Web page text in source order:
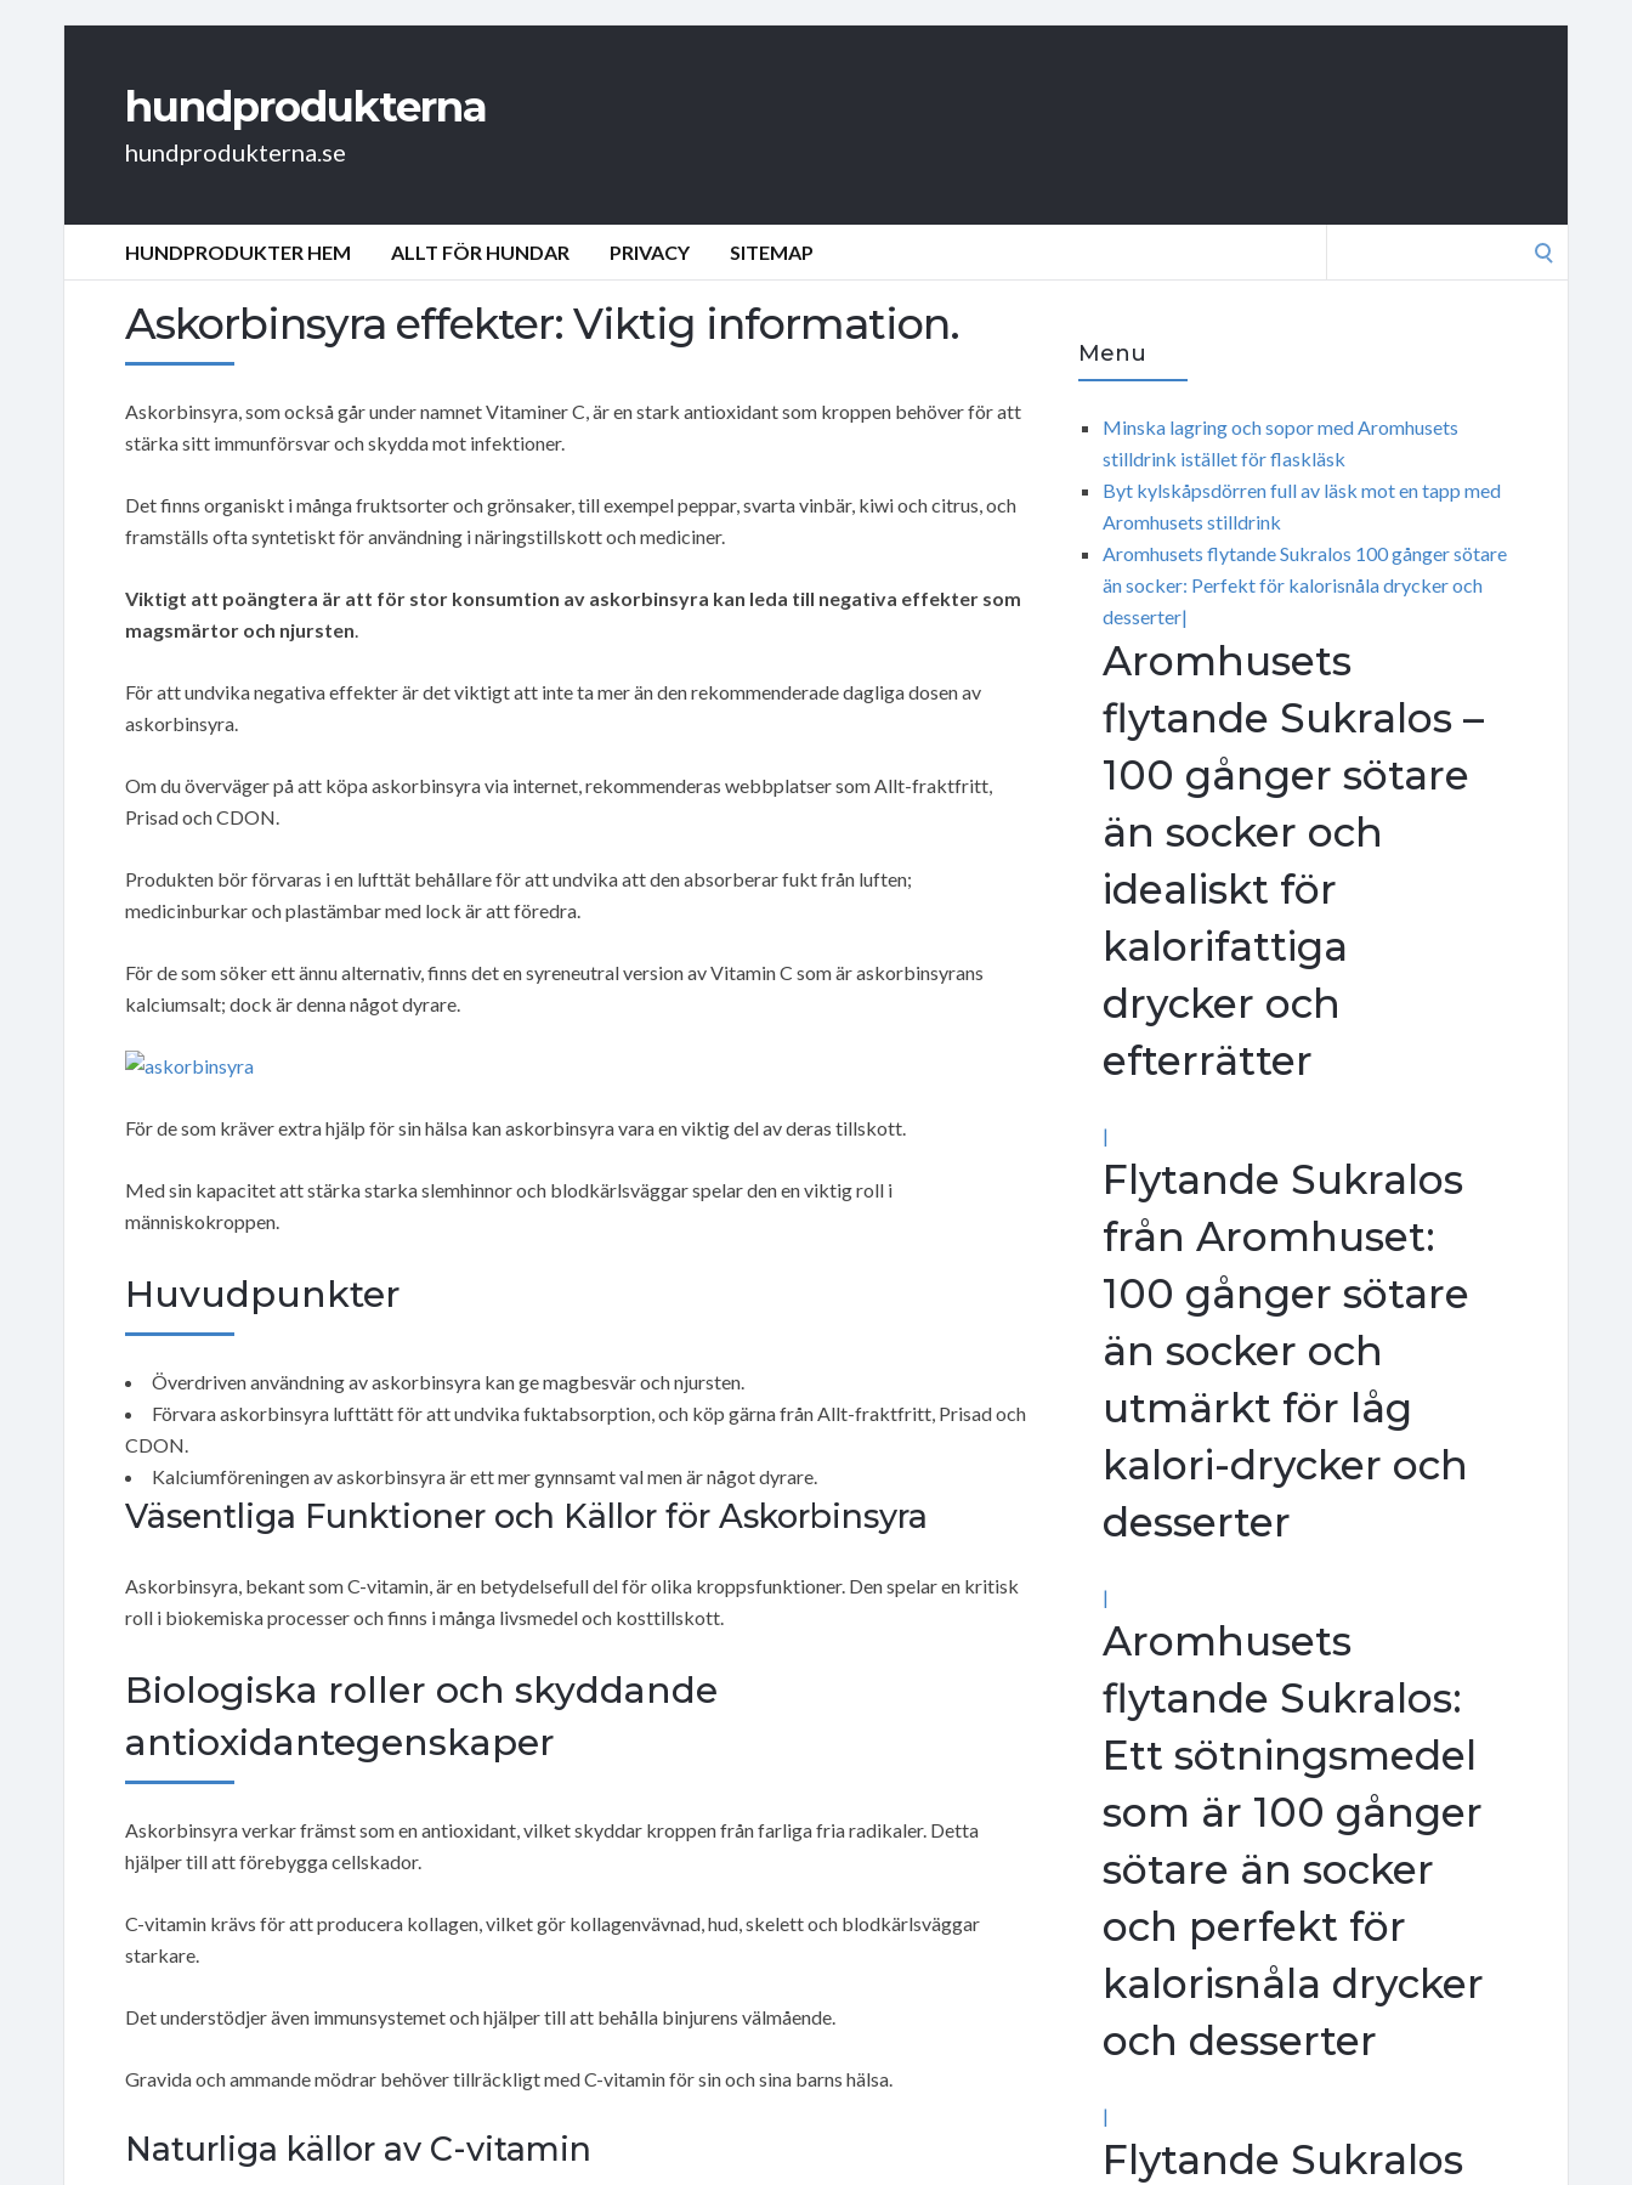
hundprodukterna
hundprodukterna.se
HUNDPRODUKTER HEM ALLT FÖR HUNDAR PRIVACY SITEMAP
Askorbinsyra effekter: Viktig information.
Askorbinsyra, som också går under namnet Vitaminer C, är en stark antioxidant som kroppen behöver för att
stärka sitt immunförsvar och skydda mot infektioner.
Det finns organiskt i många fruktsorter och grönsaker, till exempel peppar, svarta vinbär, kiwi och citrus, och
framställs ofta syntetiskt för användning i näringstillskott och mediciner.
Viktigt att poängtera är att för stor konsumtion av askorbinsyra kan leda till negativa effekter som
magsmärtor och njursten.
För att undvika negativa effekter är det viktigt att inte ta mer än den rekommenderade dagliga dosen av
askorbinsyra.
Om du överväger på att köpa askorbinsyra via internet, rekommenderas webbplatser som Allt-fraktfritt,
Prisad och CDON.
Produkten bör förvaras i en lufttät behållare för att undvika att den absorberar fukt från luften;
medicinburkar och plastämbar med lock är att föredra.
För de som söker ett ännu alternativ, finns det en syreneutral version av Vitamin C som är askorbinsyrans
kalciumsalt; dock är denna något dyrare.
För de som kräver extra hjälp för sin hälsa kan askorbinsyra vara en viktig del av deras tillskott.
Med sin kapacitet att stärka starka slemhinnor och blodkärlsväggar spelar den en viktig roll i
människokroppen.
Huvudpunkter
Överdriven användning av askorbinsyra kan ge magbesvär och njursten.
Förvara askorbinsyra lufttätt för att undvika fuktabsorption, och köp gärna från Allt-fraktfritt, Prisad och
CDON.
Kalciumföreningen av askorbinsyra är ett mer gynnsamt val men är något dyrare.
Väsentliga Funktioner och Källor för Askorbinsyra
Askorbinsyra, bekant som C-vitamin, är en betydelsefull del för olika kroppsfunktioner. Den spelar en kritisk
roll i biokemiska processer och finns i många livsmedel och kosttillskott.
Biologiska roller och skyddande
antioxidantegenskaper
Askorbinsyra verkar främst som en antioxidant, vilket skyddar kroppen från farliga fria radikaler. Detta
hjälper till att förebygga cellskador.
C-vitamin krävs för att producera kollagen, vilket gör kollagenvävnad, hud, skelett och blodkärlsväggar
starkare.
Det understödjer även immunsystemet och hjälper till att behålla binjurens välmående.
Gravida och ammande mödrar behöver tillräckligt med C-vitamin för sin och sina barns hälsa.
Naturliga källor av C-vitamin
Menu
Minska lagring och sopor med Aromhusets
stilldrink istället för flaskläsk
Byt kylskåpsdörren full av läsk mot en tapp med
Aromhusets stilldrink
Aromhusets flytande Sukralos 100 gånger sötare
än socker: Perfekt för kalorisnåla drycker och
desserter|
Aromhusets
flytande Sukralos –
100 gånger sötare
än socker och
idealiskt för
kalorifattiga
drycker och
efterrätter
|
Flytande Sukralos
från Aromhuset:
100 gånger sötare
än socker och
utmärkt för låg
kalori-drycker och
desserter
|
Aromhusets
flytande Sukralos:
Ett sötningsmedel
som är 100 gånger
sötare än socker
och perfekt för
kalorisnåla drycker
och desserter
|
Flytande Sukralos